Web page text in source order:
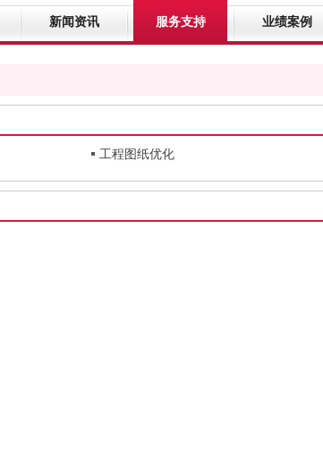
新闻资讯 服务支持 业绩案例
工程图纸优化